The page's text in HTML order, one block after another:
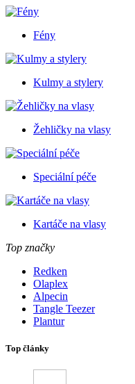
Fény
Kulmy a stylery
Žehličky na vlasy
Speciální péče
Kartáče na vlasy
Top značky
Redken
Olaplex
Alpecin
Tangle Teezer
Plantur
Top články